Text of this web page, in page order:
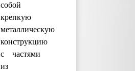
собой
крепкую
металлическую
конструкцию
с частями
из